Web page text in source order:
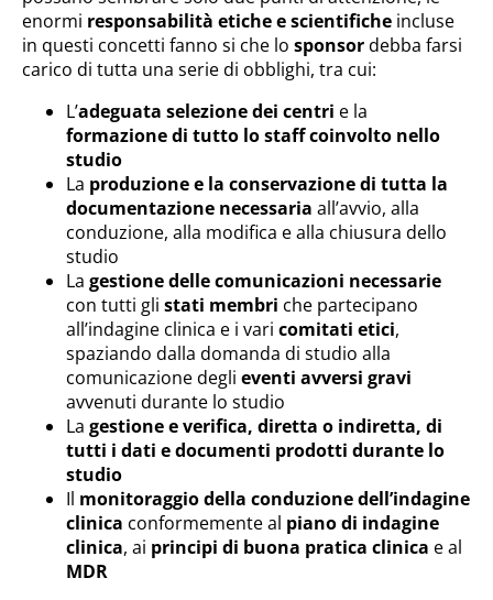
enormi responsabilità etiche e scientifiche incluse
in questi concetti fanno si che lo sponsordebba farsi
carico di tutta una serie di obblighi, tra cui:
L’adeguata selezione dei centri e la
formazione di tutto lo staff coinvolto nello
studio
La produzione e la conservazione di tutta la
documentazione necessaria all’avvio, alla
conduzione, alla modifica e alla chiusura dello
studio
La gestione delle comunicazioni necessarie
con tutti gli stati membri che partecipano
all’indagine clinica e i vari comitati etici,
spaziando dalla domanda di studio alla
comunicazione degli eventi avversi gravi
avvenuti durante lo studio
La gestione e verifica, diretta o indiretta, di
tutti i dati e documenti prodotti durante lo
studio
Il monitoraggio della conduzione dell’indagine
clinica conformemente al piano di indagine
clinica, ai principi di buona pratica clinica e al
MDR